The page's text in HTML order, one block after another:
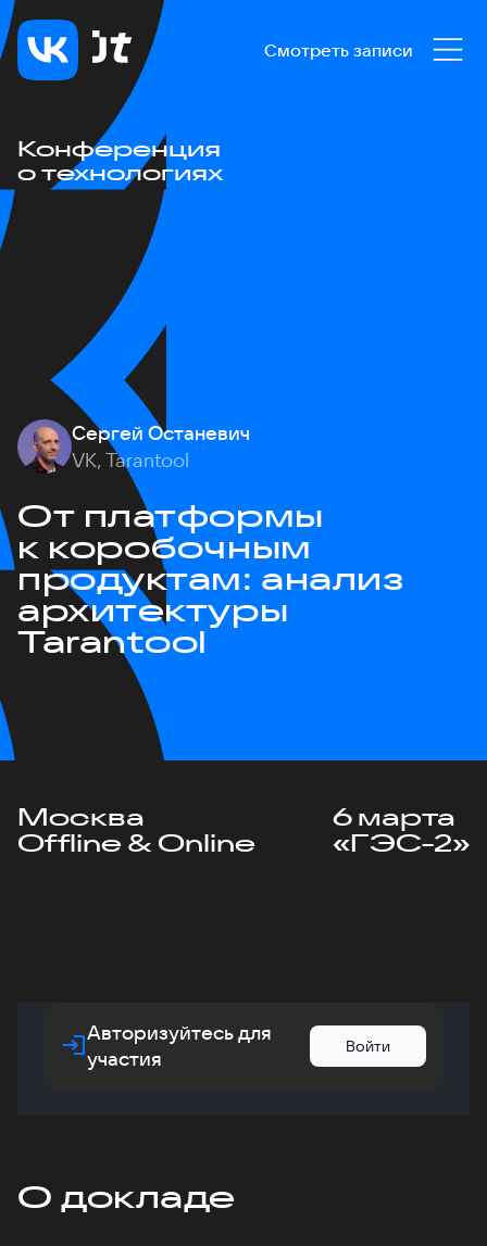
Смотреть записи
Конференция
о технологиях
Сергей Останевич
VK, Tarantool
От платформы
к коробочным
продуктам: анализ
архитектуры
Tarantool
Москва
Offline & Online
6 марта
«ГЭС-2»
Авторизуйтесь для
участия
Войти
О докладе